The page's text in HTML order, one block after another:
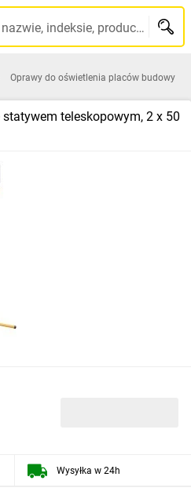
Szukaj po nazwie, indeksie, producencie, kodzie kreskowym...
Oprawy do oświetlenia placów budowy
teleskopowym, 2 x 50
Wysyłka w 24h